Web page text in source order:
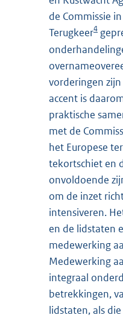
de Commissie
Terugkeer4
vorderingen
accent is
praktische
met de
het Europese
tekortschiet en
onvoldoende
om de inzet
intensiveren.
en de lidstaten
medewerking
Medewerking
integraal
betrekkingen,
lidstaten, als